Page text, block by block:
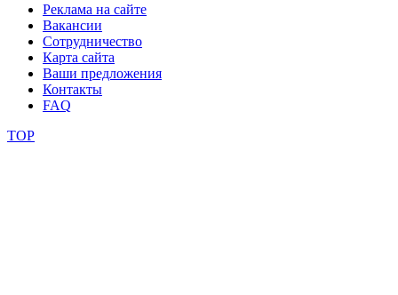
Реклама на сайте
Вакансии
Сотрудничество
Карта сайта
Ваши предложения
Контакты
FAQ
TOP